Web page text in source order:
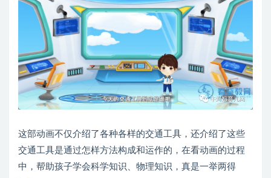
这部动画不仅介绍了各种各样的交通工具，还介绍了这些
交通工具是通过怎样方法构成和运作的，在看动画的过程
中，帮助孩子学会科学知识、物理知识，真是一举两得